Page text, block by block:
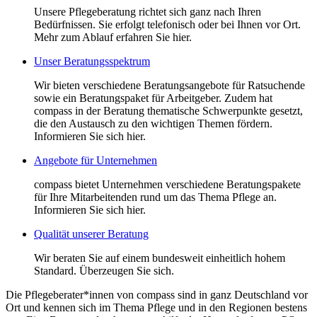
Unsere Pflegeberatung richtet sich ganz nach Ihren
Bedürfnissen. Sie erfolgt telefonisch oder bei Ihnen vor Ort.
Mehr zum Ablauf erfahren Sie hier.
Unser Beratungsspektrum
Wir bieten verschiedene Beratungsangebote für Ratsuchende
sowie ein Beratungspaket für Arbeitgeber. Zudem hat
compass in der Beratung thematische Schwerpunkte gesetzt,
die den Austausch zu den wichtigen Themen fördern.
Informieren Sie sich hier.
Angebote für Unternehmen
compass bietet Unternehmen verschiedene Beratungspakete
für Ihre Mitarbeitenden rund um das Thema Pflege an.
Informieren Sie sich hier.
Qualität unserer Beratung
Wir beraten Sie auf einem bundesweit einheitlich hohem
Standard. Überzeugen Sie sich.
Die Pflegeberater*innen von compass sind in ganz Deutschland vor
Ort und kennen sich im Thema Pflege und in den Regionen bestens